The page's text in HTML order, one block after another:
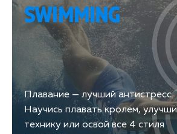
SWIMMING
Плавание — лучший антистресс.
Научись плавать кролем, улучши
технику или освой все 4 стиля